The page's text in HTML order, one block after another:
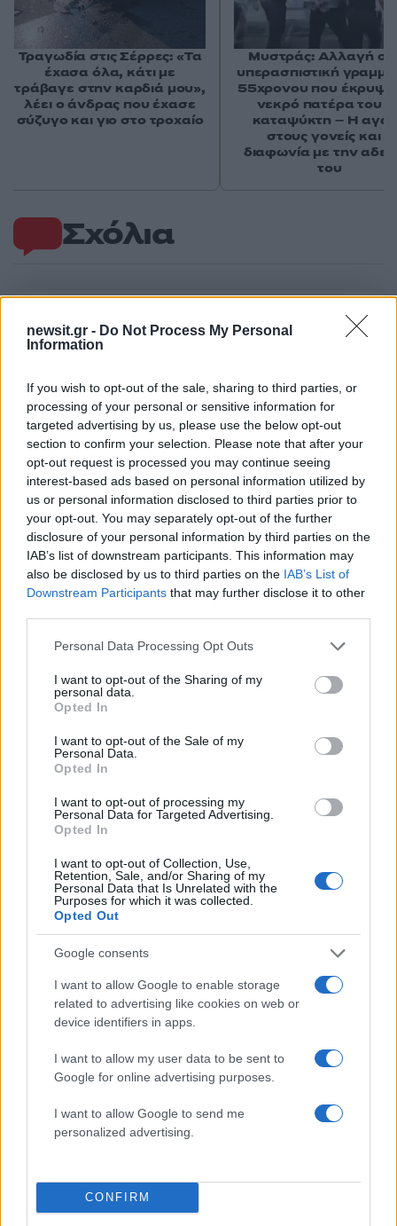
newsit.gr - Do Not Process My Personal
Information
If you wish to opt-out of the sale, sharing to third parties, or
processing of your personal or sensitive information for
targeted advertising by us, please use the below opt-out
section to confirm your selection. Please note that after your
opt-out request is processed you may continue seeing
interest-based ads based on personal information utilized by
us or personal information disclosed to third parties prior to
your opt-out. You may separately opt-out of the further
disclosure of your personal information by third parties on the
IAB’s list of downstream participants. This information may
also be disclosed by us to third parties on the IAB’s List of
Downstream Participants that may further disclose it to other
Please note that this website/app uses one or more Google
not limited to your visit or usage behaviour. You may click to
grant or deny consent to Google and its third-party tags to
use your data for below specified purposes in below Google
consent section.
Personal Data Processing Opt Outs
I want to opt-out of the Sharing of my
personal data.
Opted In
I want to opt-out of the Sale of my
Personal Data.
Opted In
I want to opt-out of processing my
Personal Data for Targeted Advertising.
Opted In
I want to opt-out of Collection, Use,
Retention, Sale, and/or Sharing of my
Personal Data that Is Unrelated with the
Purposes for which it was collected.
Opted Out
Google consents
I want to allow Google to enable storage
related to advertising like cookies on web or
device identifiers in apps.
I want to allow my user data to be sent to
Google for online advertising purposes.
I want to allow Google to send me
personalized advertising.
CONFIRM
Σχόλια
Σχολίασε εδώ
50 /50
2000 /2000
Υποβολή σχολίου
Όροι Χρήσης. Το site προστατεύεται από reCAPTCHA, ισχύουν
Πολιτική Απορρήτου& Όροι Χρήσηςτης Google.
Ακολουθήστε το Νewsit.gr στο
τελευταία νέατης ημέρας
Τραγωδία στις Σέρρες: «Τα
έχασα όλα, κάτι με
τράβαγε στην καρδιά μου»,
λέει ο άνδρας που έχασε
σύζυγο και γιο στο τροχαίο
Μυστράς: Αλλαγή
υπερασπιστική
55χρονου που έκρυψε
νεκρό πατέρα του
καταψύκτη – Η
στους γονείς και η
διαφωνία με την
του
Πιο δημοφιλή
Η Ελένη Φωτοπούλου ευχήθηκε για τη
γιορτή του Άκη Παυλόπουλου: «Δεκαπέντε
χρόνια μου διδάσκει υπομονή και αγάπη»
Αριστοτέλης Δαμίγος: Στο Αποτεφρωτήριο
σύνδεσμο του ελικοπτέρου που έπεσε στην
Ψάθα
«Αφιέρωσε τη ζωή της στο να βοηθά
δήλωση της οικογένειας της 38χρονης
Λίζα που βρέθηκε νεκρή στην Κυψέλη
Η Αγγελική Ηλιάδη περιγράφει το θαύμα
που έζησε και πώς είδε τον Χριστό μπροστά
της: «Ήταν ό,τι πιο όμορφο έχω δει στη ζωή
Ο Γιάννης Φακίνος αποκάλυψε πώς έγινε
viral το τραγούδι του «Λογαριασμός» που
ερμηνεύει η Κατερίνα Λιόλιου